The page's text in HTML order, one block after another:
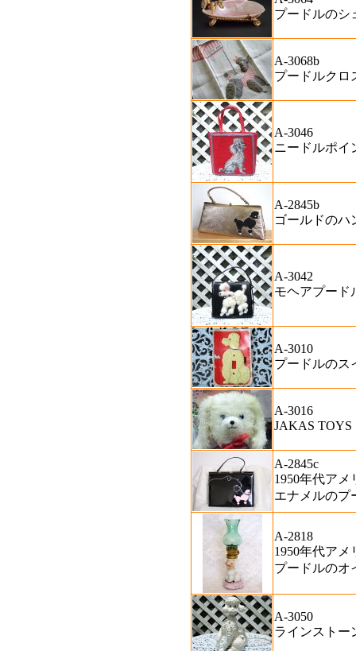
プードルのシ
A-3068b
プードルクロ
A-3046
ニードルポイ
A-2845b
ゴールドのハ
A-3042
モヘアプード
A-3010
プードルのス
A-3016
JAKAS TOYS
A-2845c
1950年代アメ
エナメルのプ
A-2818
1950年代アメ
プードルのオ
A-3050
ラインストー